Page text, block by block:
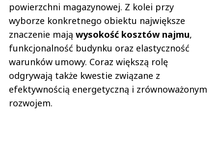
powierzchni magazynowej. Z kolei przy
wyborze konkretnego obiektu największe
znaczenie mają wysokość kosztów najmu,
funkcjonalność budynku oraz elastyczność
warunków umowy. Coraz większą rolę
odgrywają także kwestie związane z
efektywnością energetyczną i zrównoważonym
rozwojem.